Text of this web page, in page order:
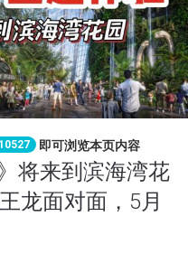
即可浏览本页内容
将来到滨海湾花
龙面对面，5月